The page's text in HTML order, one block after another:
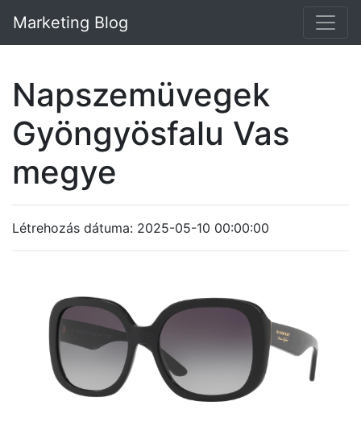
Marketing Blog
Napszemüvegek
Gyöngyösfalu Vas
megye
Létrehozás dátuma: 2025-05-10 00:00:00